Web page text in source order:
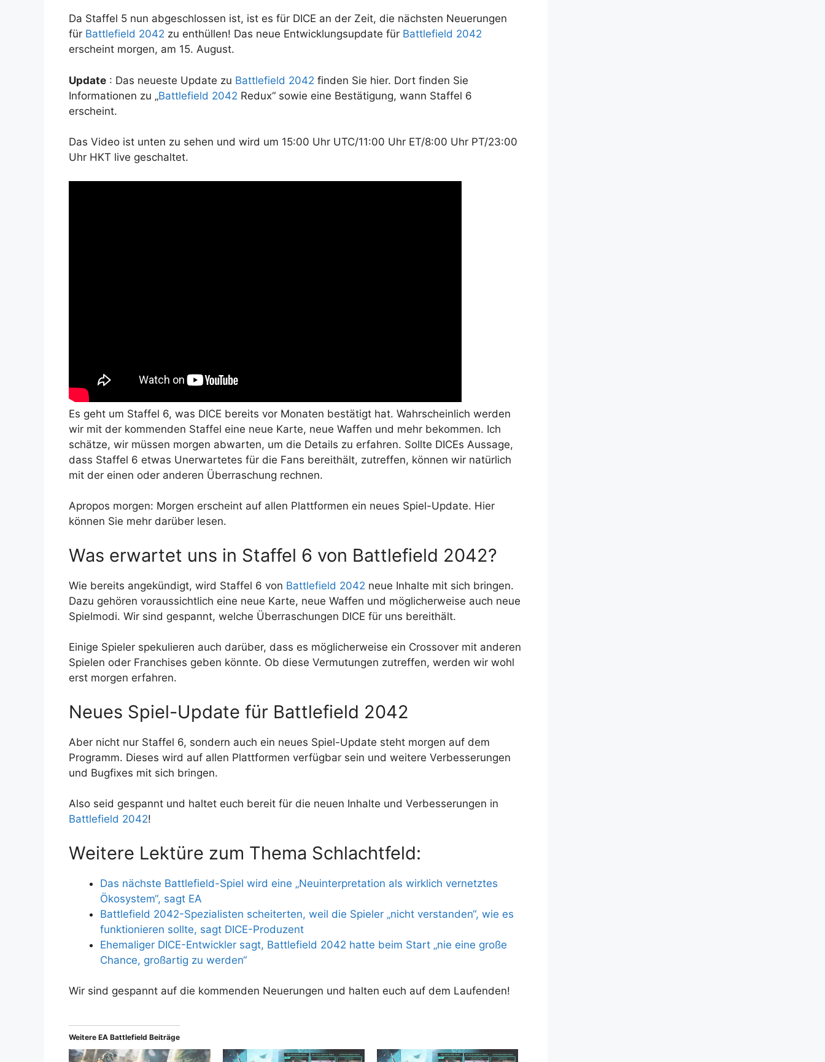
Da Staffel 5 nun abgeschlossen ist, ist es für DICE an der Zeit, die nächsten Neuerungen
für Battlefield 2042 zu enthüllen! Das neue Entwicklungsupdate für Battlefield 2042
erscheint morgen, am 15. August.
Update : Das neueste Update zu Battlefield 2042 finden Sie hier. Dort finden Sie
Informationen zu „Battlefield 2042 Redux“ sowie eine Bestätigung, wann Staffel 6
erscheint.
Das Video ist unten zu sehen und wird um 15:00 Uhr UTC/11:00 Uhr ET/8:00 Uhr PT/23:00
Uhr HKT live geschaltet.
Es geht um Staffel 6, was DICE bereits vor Monaten bestätigt hat. Wahrscheinlich werden
wir mit der kommenden Staffel eine neue Karte, neue Waffen und mehr bekommen. Ich
schätze, wir müssen morgen abwarten, um die Details zu erfahren. Sollte DICEs Aussage,
dass Staffel 6 etwas Unerwartetes für die Fans bereithält, zutreffen, können wir natürlich
mit der einen oder anderen Überraschung rechnen.
Apropos morgen: Morgen erscheint auf allen Plattformen ein neues Spiel-Update. Hier
können Sie mehr darüber lesen.
Was erwartet uns in Staffel 6 von Battlefield 2042?
Wie bereits angekündigt, wird Staffel 6 von Battlefield 2042 neue Inhalte mit sich bringen.
Dazu gehören voraussichtlich eine neue Karte, neue Waffen und möglicherweise auch neue
Spielmodi. Wir sind gespannt, welche Überraschungen DICE für uns bereithält.
Einige Spieler spekulieren auch darüber, dass es möglicherweise ein Crossover mit anderen
Spielen oder Franchises geben könnte. Ob diese Vermutungen zutreffen, werden wir wohl
erst morgen erfahren.
Neues Spiel-Update für Battlefield 2042
Aber nicht nur Staffel 6, sondern auch ein neues Spiel-Update steht morgen auf dem
Programm. Dieses wird auf allen Plattformen verfügbar sein und weitere Verbesserungen
und Bugfixes mit sich bringen.
Also seid gespannt und haltet euch bereit für die neuen Inhalte und Verbesserungen in
Battlefield 2042!
Weitere Lektüre zum Thema Schlachtfeld:
Das nächste Battlefield-Spiel wird eine „Neuinterpretation als wirklich vernetztes
Ökosystem“, sagt EA
Battlefield 2042-Spezialisten scheiterten, weil die Spieler „nicht verstanden“, wie es
funktionieren sollte, sagt DICE-Produzent
Ehemaliger DICE-Entwickler sagt, Battlefield 2042 hatte beim Start „nie eine große
Chance, großartig zu werden“
Wir sind gespannt auf die kommenden Neuerungen und halten euch auf dem Laufenden!
Weitere EA Battlefield Beiträge